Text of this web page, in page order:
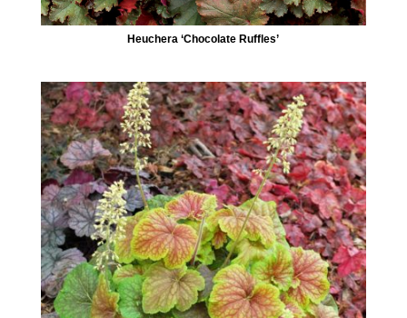
Heuchera ‘Chocolate Ruffles’